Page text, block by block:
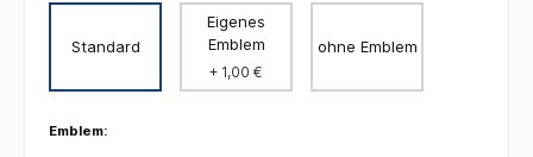
Standard
Eigenes
Emblem
+ 1,00 €
ohne Emblem
Emblem: